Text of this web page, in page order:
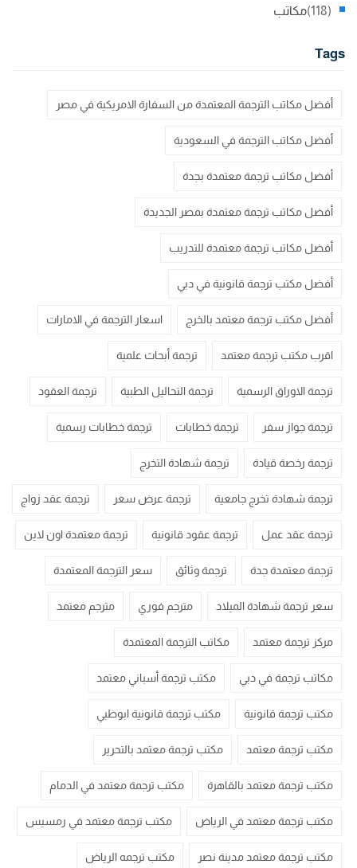
مكاتب (118)
Tags
أفضل مكاتب الترجمة المعتمدة من السفارة الامريكية في مصر
أفضل مكاتب الترجمة في السعودية
أفضل مكاتب ترجمة معتمدة بجدة
أفضل مكاتب ترجمة معتمدة بمصر الجديدة
أفضل مكاتب ترجمة معتمدة للتدريب
أفضل مكتب ترجمة قانونية في دبي
أفضل مكتب ترجمة معتمد بالخرج اسعار الترجمة في الامارات
اقرب مكتب ترجمة معتمد ترجمة أبحاث علمية
ترجمة الاوراق الرسمية ترجمة التحاليل الطبية ترجمة العقود
ترجمة جواز سفر ترجمة خطابات ترجمة خطابات رسمية
ترجمة رخصة قيادة ترجمة شهادة التخرج
ترجمة شهادة تخرج جامعية ترجمة عرض سعر ترجمة عقد زواج
ترجمة عقد عمل ترجمة عقود قانونية ترجمة معتمدة اون لاين
ترجمة معتمدة جدة ترجمة وثائق سعر الترجمة المعتمدة
سعر ترجمة شهادة الميلاد مترجم فوري مترجم معتمد
مركز ترجمة معتمد مكاتب الترجمة المعتمدة
مكاتب ترجمة في دبي مكتب ترجمة أسباني معتمد
مكتب ترجمة قانونية مكتب ترجمة قانونية ابوظبي
مكتب ترجمة معتمد مكتب ترجمة معتمد بالتحرير
مكتب ترجمة معتمد بالقاهرة مكتب ترجمة معتمد في الدمام
مكتب ترجمة معتمد في الرياض مكتب ترجمة معتمد في رمسيس
مكتب ترجمة معتمد مدينة نصر مكتب ترجمه الرياض